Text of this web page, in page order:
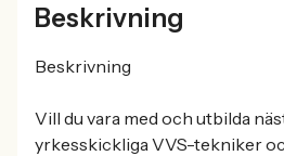
Beskrivning
Beskrivning
Vill du vara med och utbilda
yrkesskickliga VVS-tekniker